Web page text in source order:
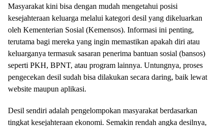
Masyarakat kini bisa dengan mudah mengetahui posisi
kesejahteraan keluarga melalui kategori desil yang dikeluarkan
oleh Kementerian Sosial (Kemensos). Informasi ini penting,
terutama bagi mereka yang ingin memastikan apakah diri atau
keluarganya termasuk sasaran penerima bantuan sosial (bansos)
seperti PKH, BPNT, atau program lainnya. Untungnya, proses
pengecekan desil sudah bisa dilakukan secara daring, baik lewat
website maupun aplikasi.
Desil sendiri adalah pengelompokan masyarakat berdasarkan
tingkat kesejahteraan ekonomi. Semakin rendah angka desilnya,